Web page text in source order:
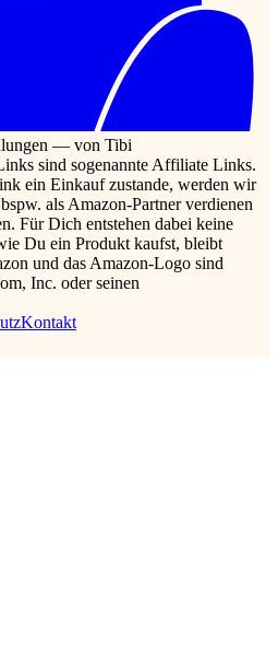
— von Tibi
sind sogenannte Affiliate Links.
ein Einkauf zustande, werden wir
als Amazon-Partner verdienen
Für Dich entstehen dabei keine
Du ein Produkt kaufst, bleibt
und das Amazon-Logo sind
Inc. oder seinen
Kontakt